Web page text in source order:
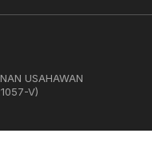
USAHAWAN
V)